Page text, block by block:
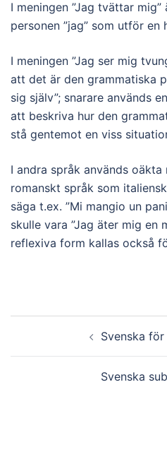
I meningen ”Jag tvättar
personen ”jag” som utför en
I meningen ”Jag ser mig
att det är den grammatiska
sig själv”; snarare används
att beskriva hur den
stå gentemot en viss
I andra språk används
romanskt språk som
säga t.ex. ”Mi mangio un
skulle vara ”Jag äter mig en
reflexiva form kallas också
navigation Svenska
Svenska